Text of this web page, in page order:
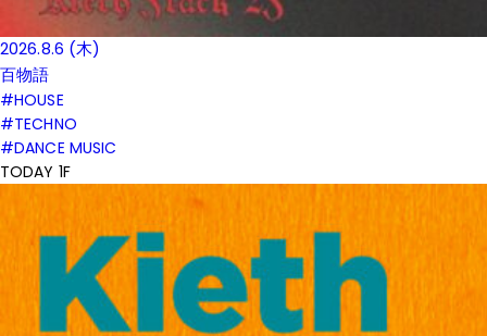
2026.8.6 (木)
百物語
#HOUSE
#TECHNO
#DANCE MUSIC
TODAY 1F